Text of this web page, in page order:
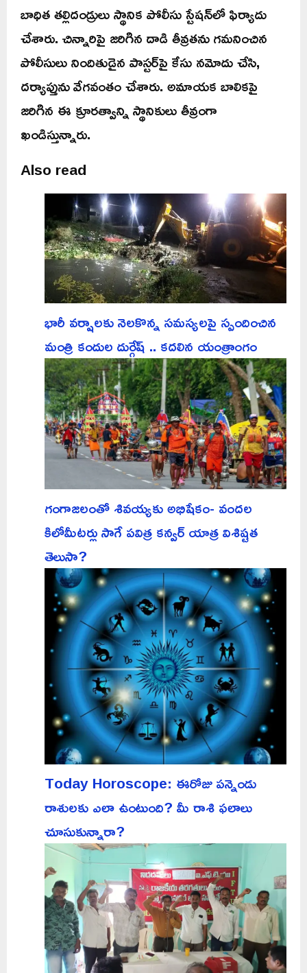
బాధిత తల్లిదండ్రులు స్థానిక పోలీసు స్టేషన్‌లో ఫిర్యాదు
చేశారు. చిన్నారిపై జరిగిన దాడి తీవ్రతను గమనించిన
పోలీసులు నిందితుడైన పాస్టర్‌పై కేసు నమోదు చేసి,
దర్యాప్తును వేగవంతం చేశారు. అమాయక బాలికపై
జరిగిన ఈ క్రూరత్వాన్ని స్థానికులు తీవ్రంగా
ఖండిస్తున్నారు.
Also read
భారీ వర్షాలకు నెలకొన్న సమస్యలపై స్పందించిన
మంత్రి కందుల దుర్గేష్ .. కదలిన యంత్రాంగం
గంగాజలంతో శివయ్యకు అభిషేకం- వందల
కిలోమీటర్లు సాగే పవిత్ర కన్వర్ యాత్ర విశిష్టత
తెలుసా?
Today Horoscope: ఈరోజు పన్నెండు
రాశులకు ఎలా ఉంటుంది? మీ రాశి ఫలాలు
చూసుకున్నారా?